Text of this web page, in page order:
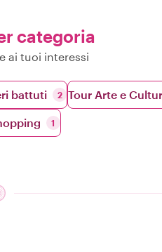
categoria
ai tuoi interessi
battuti 2 Tour Arte e
1